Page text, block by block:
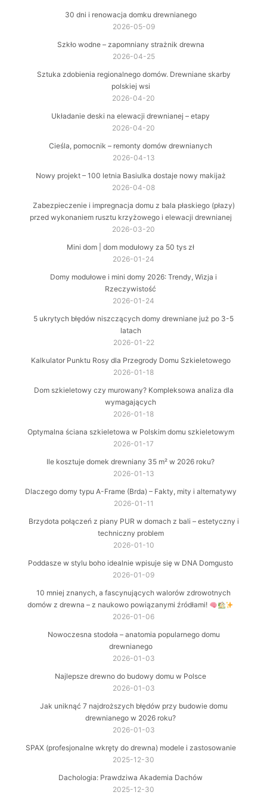
30 dni i renowacja domku drewnianego
2026-05-09
Szkło wodne – zapomniany strażnik drewna
2026-04-25
Sztuka zdobienia regionalnego domów. Drewniane skarby
polskiej wsi
2026-04-20
Układanie deski na elewacji drewnianej – etapy
2026-04-20
Cieśla, pomocnik – remonty domów drewnianych
2026-04-13
Nowy projekt – 100 letnia Basiulka dostaje nowy makijaż
2026-04-08
Zabezpieczenie i impregnacja domu z bala płaskiego (płazy)
przed wykonaniem rusztu krzyżowego i elewacji drewnianej
2026-03-20
Mini dom | dom modułowy za 50 tys zł
2026-01-24
Domy modułowe i mini domy 2026: Trendy, Wizja i
Rzeczywistość
2026-01-24
5 ukrytych błędów niszczących domy drewniane już po 3-5
latach
2026-01-22
Kalkulator Punktu Rosy dla Przegrody Domu Szkieletowego
2026-01-18
Dom szkieletowy czy murowany? Kompleksowa analiza dla
wymagających
2026-01-18
Optymalna ściana szkieletowa w Polskim domu szkieletowym
2026-01-17
Ile kosztuje domek drewniany 35 m² w 2026 roku?
2026-01-13
Dlaczego domy typu A-Frame (Brda) – Fakty, mity i alternatywy
2026-01-11
Brzydota połączeń z piany PUR w domach z bali – estetyczny i
techniczny problem
2026-01-10
Poddasze w stylu boho idealnie wpisuje się w DNA Domgusto
2026-01-09
10 mniej znanych, a fascynujących walorów zdrowotnych
domów z drewna – z naukowo powiązanymi źródłami!
2026-01-06
Nowoczesna stodoła – anatomia popularnego domu
drewnianego
2026-01-03
Najlepsze drewno do budowy domu w Polsce
2026-01-03
Jak uniknąć 7 najdroższych błędów przy budowie domu
drewnianego w 2026 roku?
2026-01-03
SPAX (profesjonalne wkręty do drewna) modele i zastosowanie
2025-12-30
Dachologia: Prawdziwa Akademia Dachów
2025-12-30